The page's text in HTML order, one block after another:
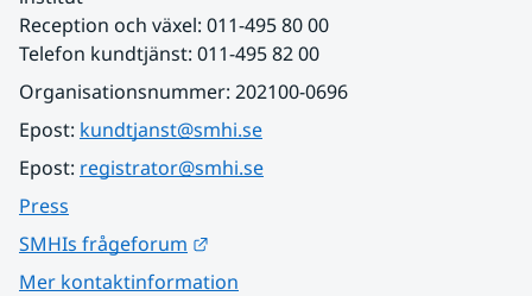
Reception och växel: 011-495 80 00
Telefon kundtjänst: 011-495 82 00
Organisationsnummer: 202100-0696
Epost: kundtjanst@smhi.se
Epost: registrator@smhi.se
Press
SMHIs frågeforum
Mer kontaktinformation